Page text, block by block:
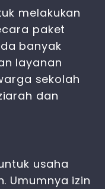
melakukan
paket
banyak
layanan
sekolah
dan
usaha
Umumnya izin